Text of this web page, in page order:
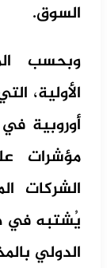
السوق.
وبحسب
الأولية،
أوروبية
مؤشرات
الشركات
يُشتبه في
الدولي